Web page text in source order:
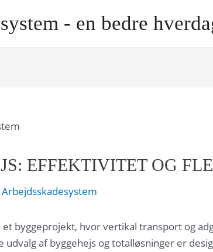
- en bedre
EFFEKTIVITET OG
Arbejdsskadesystem
et byggeprojekt, hvor vertikal transport og
udvalg af byggehejs og totalløsninger er